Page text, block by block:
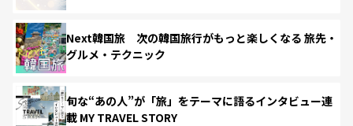
Next韓国旅 次の韓国旅行がもっと楽しくなる 旅先・
グルメ・テクニック
旬な“あの人”が「旅」をテーマに語るインタビュー連
載 MY TRAVEL STORY